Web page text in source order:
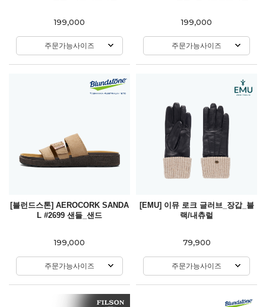
199,000
주문가능사이즈
199,000
주문가능사이즈
[블런드스톤] AEROCORK SANDA
L #2699 샌들_샌드
199,000
주문가능사이즈
[EMU] 이뮤 로크 글러브_장갑_블
랙/내츄럴
79,900
주문가능사이즈